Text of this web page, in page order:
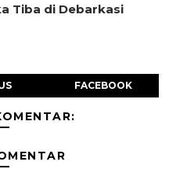
Tiba di Debarkasi
FACEBOOK